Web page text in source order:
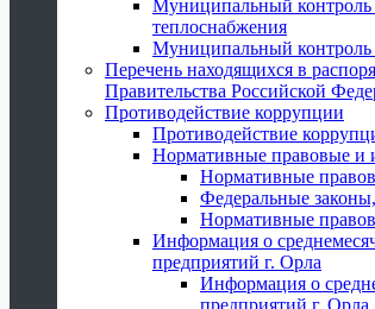
Муниципальный контроль
теплоснабжения
Муниципальный контроль
Перечень находящихся в
Правительства Российской
Противодействие коррупции
Противодействие
Нормативные правовые и
Нормативные
Федеральные
Нормативные
Информация о
предприятий г. Орла
Информация о
предприятий г. Орла